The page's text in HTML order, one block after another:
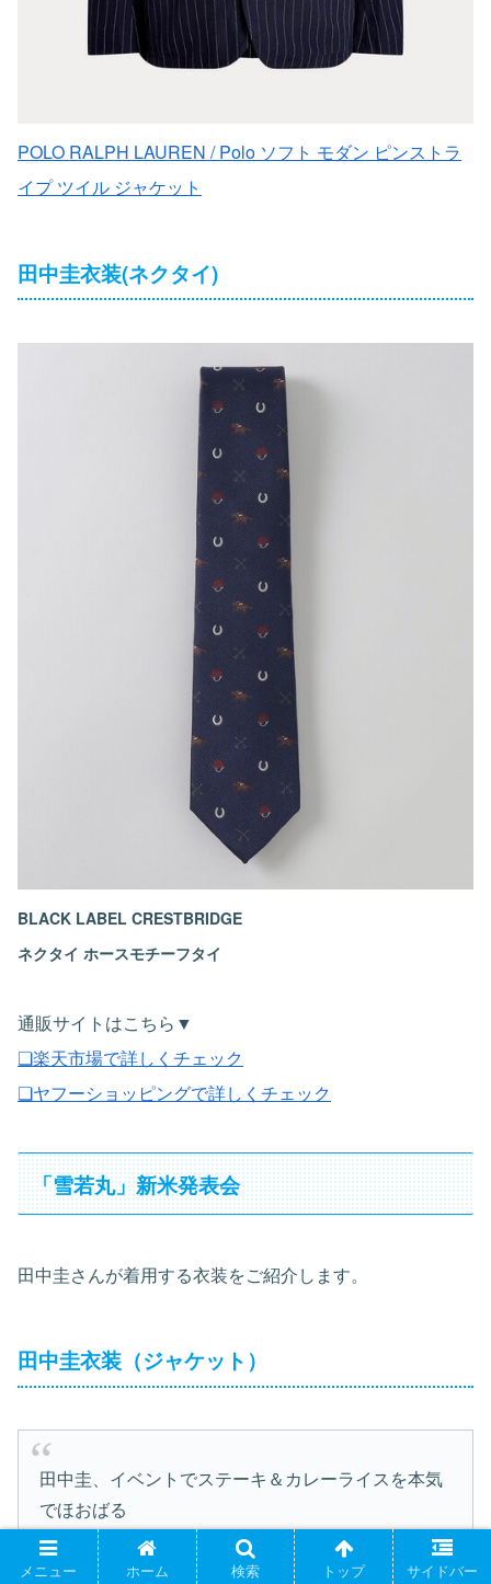
POLO RALPH LAUREN / Polo ソフト モダン ピンストラ
イプ ツイル ジャケット
田中圭衣装(ネクタイ)
BLACK LABEL CRESTBRIDGE
ネクタイ ホースモチーフタイ
通販サイトはこちら▼
❏楽天市場で詳しくチェック
❏ヤフーショッピングで詳しくチェック
「雪若丸」新米発表会
田中圭さんが着用する衣装をご紹介します。
田中圭衣装（ジャケット）
田中圭、イベントでステーキ＆カレーライスを本気
でほおばる
新米を試食し「これだー！ふわふわですよ」
メニュー ホーム 検索 トップ サイドバー